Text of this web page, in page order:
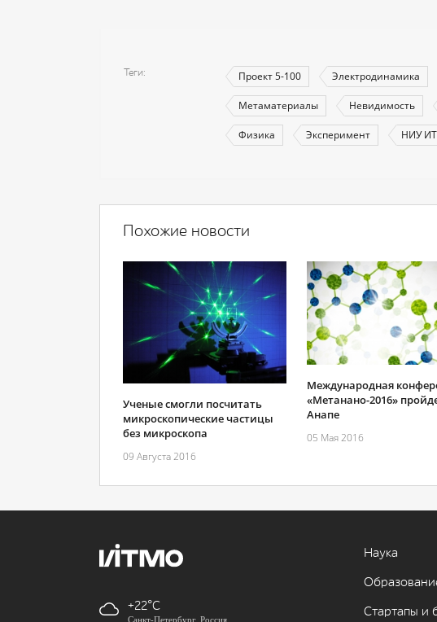
Теги Проект 5-100 Электродинамика
Метаматериалы Невидимость
Физика Эксперимент НИУ
Похожие новости
Ученые смогли посчитать
микроскопические частицы
без микроскопа
09 Августа 2016
Международная
«Метанано-2016»
Анапе
05 Мая 2016
+22
Санкт-Петербург, Россия
Наука
Стартапы и